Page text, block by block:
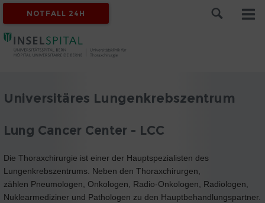
NOTFALL 24H
Universitäres Lungenkrebszentrum
Lung Cancer Center - LCC
Die Thoraxchirurgie ist einer der Hauptspezialisten des
Lungenkrebszentrums. Neben den Thoraxchirurgen,
zählen Pneumologen, Onkologen, Radio-Onkologen, Radiologen,
Nuklearmediziner und Pathologen zu den Hauptbehandlungspartner.